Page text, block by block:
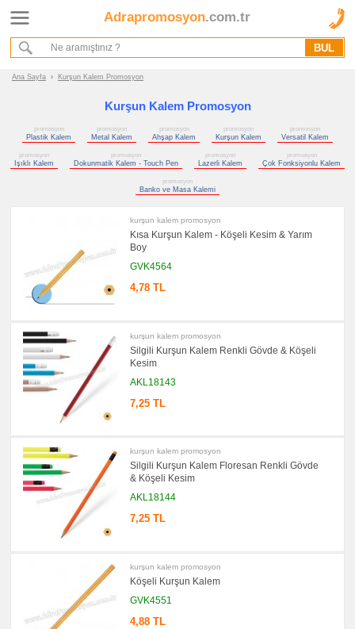
Adrapromosyon.com.tr
Ana Sayfa › Kurşun Kalem Promosyon
Kurşun Kalem Promosyon
promosyon
Plastik Kalem
promosyon
Metal Kalem
promosyon
Ahşap Kalem
promosyon
Kurşun Kalem
promosyon
Versatil Kalem
promosyon
Işıklı Kalem
promosyon
Dokunmatik Kalem - Touch Pen
promosyon
Lazerli Kalem
promosyon
Çok Fonksiyonlu Kalem
promosyon
Banko ve Masa Kalemi
kurşun kalem promosyon
Kısa Kurşun Kalem - Köşeli Kesim & Yarım
Boy
GVK4564
4,78 TL
kurşun kalem promosyon
Silgili Kurşun Kalem Renkli Gövde & Köşeli
Kesim
AKL18143
7,25 TL
kurşun kalem promosyon
Silgili Kurşun Kalem Floresan Renkli Gövde
& Köşeli Kesim
AKL18144
7,25 TL
kurşun kalem promosyon
Köşeli Kurşun Kalem
GVK4551
4,88 TL
Ana Sayfa
Hakkımızda
Kurumsal Hizmet Akışımız
Promosyon
Ürünleri
promosyon
Kalem
promosyon
Ahşap
Kalem
Kurşun
Kalem
Versatil
Kalem
promosyon
Işıklı
Kalem
Dokunmatik
Kalem
-
Touch
Pen
promosyon
Lazerli
Kalem
promosyon
ve
Masa